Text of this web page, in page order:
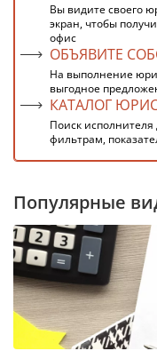
Вы видите своего
экран, чтобы
офис
ОБЪЯВИТЕ
На выполнение
выгодное
КАТАЛОГ
Поиск
фильтрам,
Популярные